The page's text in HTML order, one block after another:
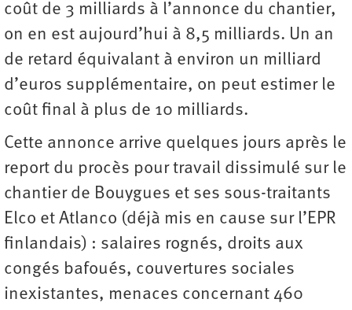
coût de 3 milliards à l’annonce du chantier,
on en est aujourd’hui à 8,5 milliards. Un an
de retard équivalant à environ un milliard
d’euros supplémentaire, on peut estimer le
coût final à plus de 10 milliards.
Cette annonce arrive quelques jours après le
report du procès pour travail dissimulé sur le
chantier de Bouygues et ses sous-traitants
Elco et Atlanco (déjà mis en cause sur l’EPR
finlandais) : salaires rognés, droits aux
congés bafoués, couvertures sociales
inexistantes, menaces concernant 460